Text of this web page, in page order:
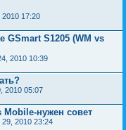
2010 17:20
GSmart S1205 (WM vs
2010 10:39
2010 05:07
нужен совет
2010 23:24